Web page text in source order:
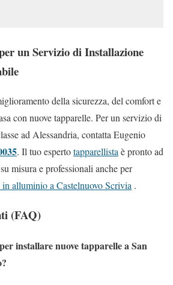
un Servizio di Installazione
della sicurezza, del comfort e
con nuove tapparelle. Per un servizio di
ad Alessandria, contatta Eugenio
. Il tuo espertotapparellista è pronto ad
misura e professionali anche per
alluminio a Castelnuovo Scrivia .
(FAQ)
installare nuove tapparelle a San